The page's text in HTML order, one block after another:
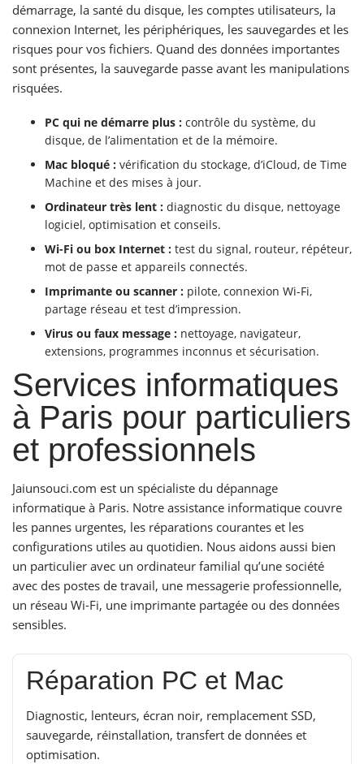
démarrage, la santé du disque, les comptes utilisateurs, la
connexion Internet, les périphériques, les sauvegardes et les
risques pour vos fichiers. Quand des données importantes
sont présentes, la sauvegarde passe avant les manipulations
risquées.
PC qui ne démarre plus : contrôle du système, du
disque, de l’alimentation et de la mémoire.
Mac bloqué : vérification du stockage, d’iCloud, de Time
Machine et des mises à jour.
Ordinateur très lent : diagnostic du disque, nettoyage
logiciel, optimisation et conseils.
Wi-Fi ou box Internet : test du signal, routeur, répéteur,
mot de passe et appareils connectés.
Imprimante ou scanner : pilote, connexion Wi-Fi,
partage réseau et test d’impression.
Virus ou faux message : nettoyage, navigateur,
extensions, programmes inconnus et sécurisation.
Services informatiques
à Paris pour particuliers
et professionnels
Jaiunsouci.com est un spécialiste du dépannage
informatique à Paris. Notre assistance informatique couvre
les pannes urgentes, les réparations courantes et les
configurations utiles au quotidien. Nous aidons aussi bien
un particulier avec un ordinateur familial qu’une société
avec des postes de travail, une messagerie professionnelle,
un réseau Wi-Fi, une imprimante partagée ou des données
sensibles.
Réparation PC et Mac
Diagnostic, lenteurs, écran noir, remplacement SSD,
sauvegarde, réinstallation, transfert de données et
optimisation.